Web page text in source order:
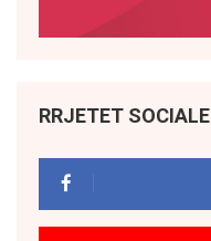
RRJETET SOCIALE